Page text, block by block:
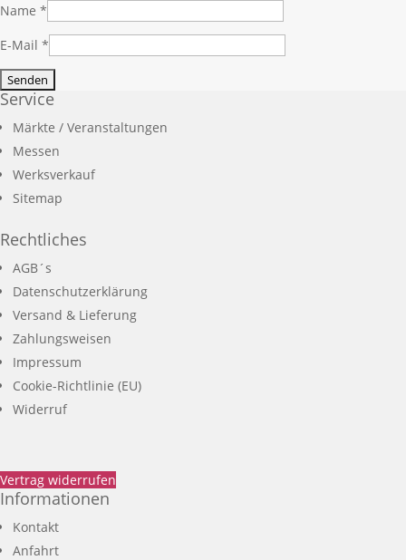
Name *
E-Mail *
Service
Märkte / Veranstaltungen
Messen
Werksverkauf
Sitemap
Rechtliches
AGB´s
Datenschutzerklärung
Versand & Lieferung
Zahlungsweisen
Impressum
Cookie-Richtlinie (EU)
Widerruf
Vertrag widerrufen
Informationen
Kontakt
Anfahrt